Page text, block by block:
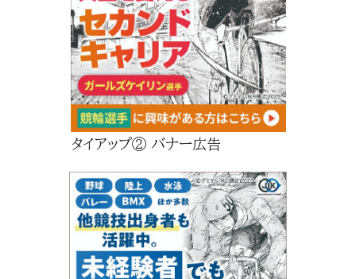
タイアップ② バナー広告